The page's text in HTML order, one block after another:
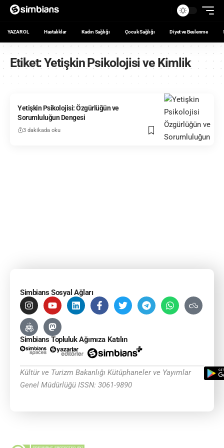
YAZAR OL Hastalıklar Kadın Sağlığı Çocuk Sağlığı Diyet ve Beslenme
Etiket:Yetişkin Psikolojisi ve Kimlik
Yetişkin Psikolojisi: Özgürlüğün ve
Sorumluluğun Dengesi
3 dakikada oku
Simbians Sosyal Ağları
Simbians Topluluk Ağımıza Katılın
Kültür ve Turizm Bakanlığı Kütüphaneler ve Yayımlar
Genel Müdürlüğü ISSN: 3061-9890